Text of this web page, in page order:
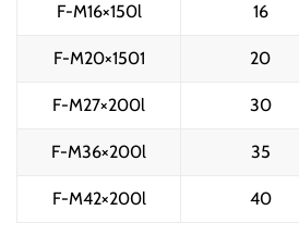
F-M16×150l 16
F-M20×1501 20
F-M27×200l 30
F-M36×200l 35
F-M42×200l 40